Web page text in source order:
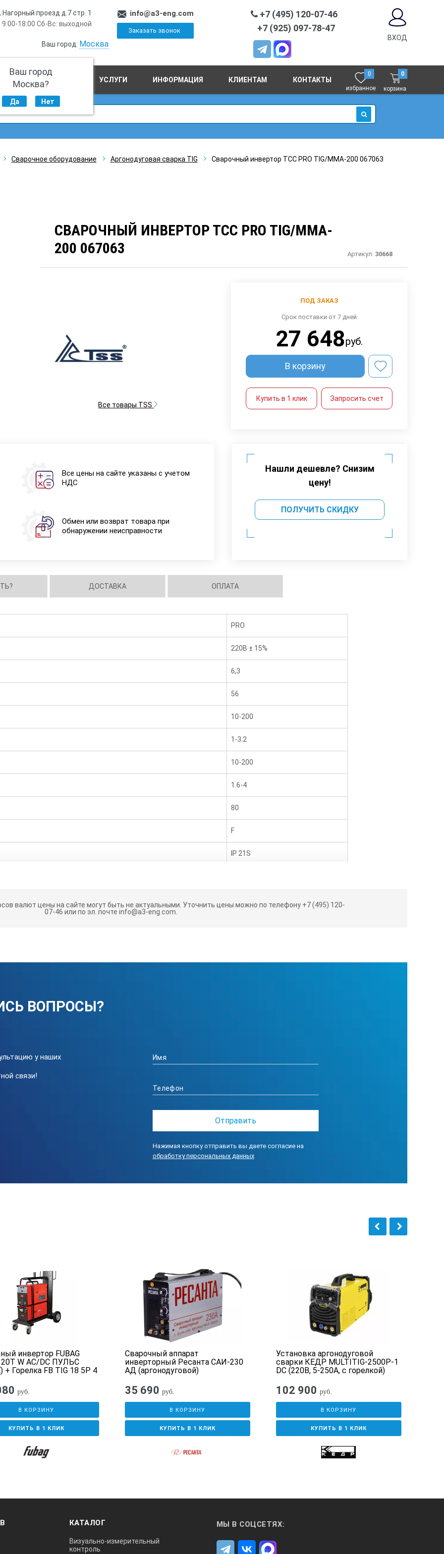
Нагорный проезд д.7 стр. 1
9:00-18:00 Сб-Вс: выходной
Ваш город: Москва
Ваш город
Москва?
Да Нет
info@a3-eng.com
Заказать звонок
+7 (495) 120-07-46
+7 (925) 097-78-47
ВХОД
ПРОИЗВОДСТВО УСЛУГИ ИНФОРМАЦИЯ КЛИЕНТАМ КОНТАКТЫ
0
избранное
0
корзина
ИСКАТЬ
Сварочное оборудование Аргонодуговая сварка TIG Сварочный инвертор ТСС PRO TIG/MMA-200 067063
СВАРОЧНЫЙ ИНВЕРТОР ТСС PRO TIG/MMA-
200 067063
Артикул:30668
Все товары TSS
ПОД ЗАКАЗ
Срок поставки от 7 дней
27 648руб.
В корзину
Купить в 1 клик Запросить счет
Все цены на сайте указаны с учетом
НДС
Обмен или возврат товара при
обнаружении неисправности
Нашли дешевле? Снизим
цену!
ПОЛУЧИТЬ СКИДКУ
ДОСТАВКА ОПЛАТА
PRO
220В ± 15%
6,3
56
10-200
1-3.2
10-200
1.6-4
80
F
IP 21S
это - Профессиональное применение, Простота регулировок и Продолжительное включение.
работу оборудования и соответствие заявленных и фактических параметров работы оборудования.
сварки
200А
с требованиями Европейского стандарта
источников питания дуговой сварки.
регламента Таможенного Союза
оборудования» и
технических средств».
проверку на производстве, затем
на складе ГК ТСС контроллером ОТК.
высочайшее качество сварки!
технологии и компоненты.
профессиональные аксессуары.
действительности.
аналоги других производителей!
валют цены на сайте могут быть не актуальными. Уточнить цены можно по телефону +7 (495) 120-
07-46 или по эл. почте info@a3-eng.com.
ВОПРОСЫ?
у наших
связи!
Нажимая кнопку отправить вы даете согласие на
обработку персональных данных
инвертор FUBAG
W AC/DC ПУЛЬС
+ Горелка FB TIG 18 5P 4
жидкостного
Cool 70 + Тележка
руб.
В КОРЗИНУ
КУПИТЬ В 1 КЛИК
Сварочный аппарат
инверторный Ресанта САИ-230
АД (аргонодуговой)
35 690 руб.
В КОРЗИНУ
КУПИТЬ В 1 КЛИК
Установка аргонодуговой
сварки КЕДР MULTITIG-2500P-1
DC (220В, 5-250А, с горелкой)
102 900 руб.
В КОРЗИНУ
КУПИТЬ В 1 КЛИК
КАТАЛОГ
Визуально-измерительный
контроль
МЫ В СОЦСЕТЯХ: